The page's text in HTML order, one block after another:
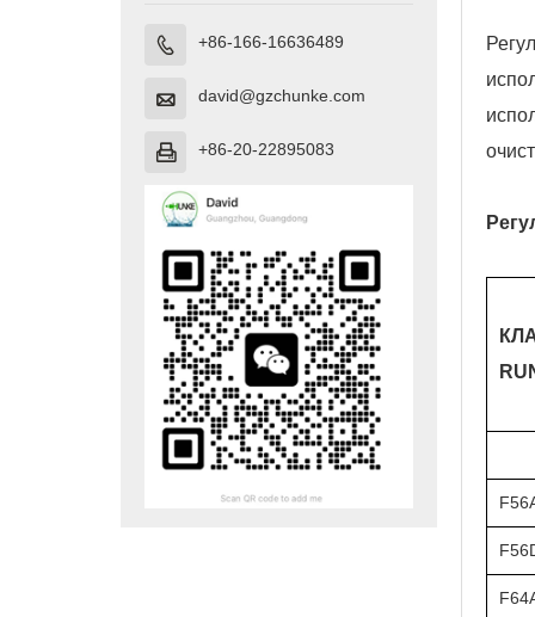
 +86-166-16636489
 david@gzchunke.com
 +86-20-22895083